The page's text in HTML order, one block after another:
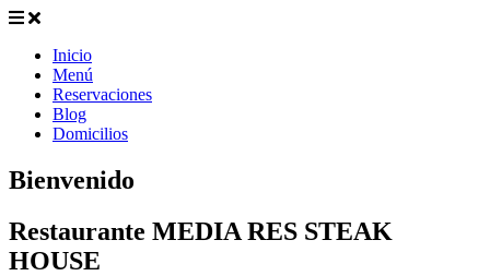
Inicio
Menú
Reservaciones
Blog
Domicilios
Bienvenido
Restaurante MEDIA RES STEAK
HOUSE